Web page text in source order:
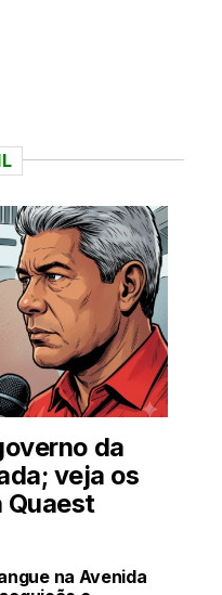
da
veja os
Quaest
na Avenida